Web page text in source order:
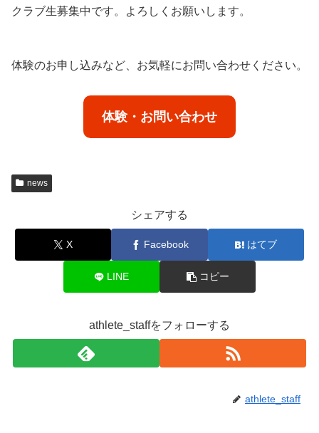
クラブ生募集中です。よろしくお願いします。
体験のお申し込みなど、お気軽にお問い合わせください。
体験・お問い合わせ
news
シェアする
X Facebook はてブ
LINE コピー
athlete_staffをフォローする
athlete_staff